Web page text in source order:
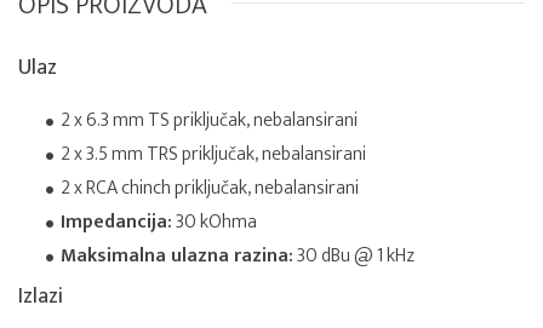
Ulaz
2 x 6.3 mm TS priključak, nebalansirani
2 x 3.5 mm TRS priključak, nebalansirani
2 x RCA chinch priključak, nebalansirani
Impedancija:30 kOhma
Maksimalna ulazna razina:30 dBu @ 1 kHz
Izlazi